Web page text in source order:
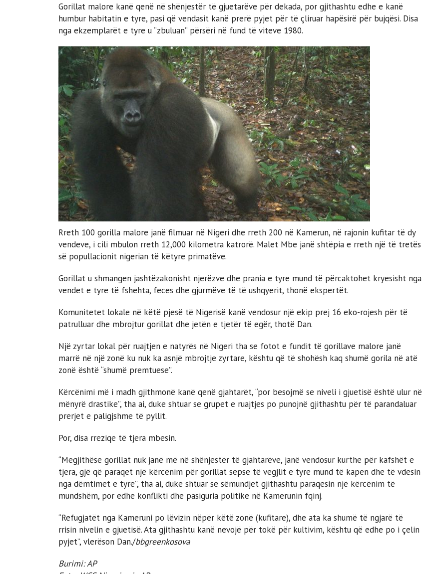
Gorillat malore kanë qenë në shënjestër të gjuetarëve për dekada, por gjithashtu edhe e kanë
humbur habitatin e tyre, pasi që vendasit kanë prerë pyjet për të çliruar hapësirë ​​për bujqësi. Disa
nga ekzemplarët e tyre u “zbuluan” përsëri në fund të viteve 1980.
Rreth 100 gorilla malore janë filmuar në Nigeri dhe rreth 200 në Kamerun, në rajonin kufitar të dy
vendeve, i cili mbulon rreth 12,000 kilometra katrorë. Malet Mbe janë shtëpia e rreth një të tretës
së popullacionit nigerian të këtyre primatëve.
Gorillat u shmangen jashtëzakonisht njerëzve dhe prania e tyre mund të përcaktohet kryesisht nga
vendet e tyre të fshehta, feces dhe gjurmëve të të ushqyerit, thonë ekspertët.
Komunitetet lokale në këtë pjesë të Nigerisë kanë vendosur një ekip prej 16 eko-rojesh për të
patrulluar dhe mbrojtur gorillat dhe jetën e tjetër të egër, thotë Dan.
Një zyrtar lokal për ruajtjen e natyrës në Nigeri tha se fotot e fundit të gorillave malore janë
marrë në një zonë ku nuk ka asnjë mbrojtje zyrtare, kështu që të shohësh kaq shumë gorila në atë
zonë është “shumë premtuese”.
Kërcënimi më i madh gjithmonë kanë qenë gjahtarët, “por besojmë se niveli i gjuetisë është ulur në
mënyrë drastike”, tha ai, duke shtuar se grupet e ruajtjes po punojnë gjithashtu për të parandaluar
prerjet e paligjshme të pyllit.
Por, disa rreziqe të tjera mbesin.
“Megjithëse gorillat nuk janë më në shënjestër të gjahtarëve, janë vendosur kurthe për kafshët e
tjera, gjë që paraqet një kërcënim për gorillat sepse të vegjlit e tyre mund të kapen dhe të vdesin
nga dëmtimet e tyre”, tha ai, duke shtuar se sëmundjet gjithashtu paraqesin një kërcënim të
mundshëm, por edhe konflikti dhe pasiguria politike në Kamerunin fqinj.
“Refugjatët nga Kameruni po lëvizin nëpër këtë zonë (kufitare), dhe ata ka shumë të ngjarë të
rrisin nivelin e gjuetisë. Ata gjithashtu kanë nevojë për tokë për kultivim, kështu që edhe po i çelin
pyjet”, vlerëson Dan./bbgreenkosova
Burimi: AP